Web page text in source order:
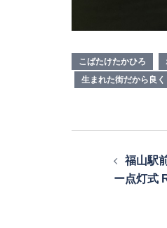
こばたけたかひろ
生まれた街だから良
福山駅
ー点灯式